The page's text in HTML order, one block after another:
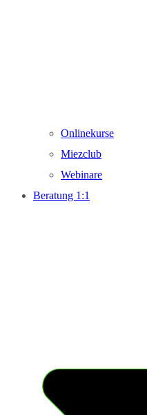
Onlinekurse
Miezclub
Webinare
Beratung 1:1